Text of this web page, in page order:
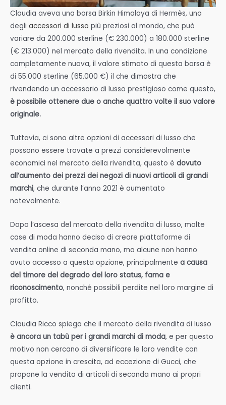
Claudia aveva una borsa Birkin Himalaya di Hermès, uno
degli accessori di lusso più preziosi al mondo, che può
variare da 200.000 sterline (€ 230.000) a 180.000 sterline
(€ 213.000) nel mercato della rivendita. In una condizione
completamente nuova, il valore stimato di questa borsa è
di 55.000 sterline (65.000 €) il che dimostra che
rivendendo un accessorio di lusso prestigioso come questo,
è possibile ottenere due o anche quattro volte il suo valore
originale.
Tuttavia, ci sono altre opzioni di accessori di lusso che
possono essere trovate a prezzi considerevolmente
economici nel mercato della rivendita, questo è dovuto
all’aumento dei prezzi dei negozi di nuovi articoli di grandi
marchi, che durante l’anno 2021 è aumentato
notevolmente.
Dopo l’ascesa del mercato della rivendita di lusso, molte
case di moda hanno deciso di creare piattaforme di
vendita online di seconda mano, ma alcune non hanno
avuto accesso a questa opzione, principalmente a causa
del timore del degrado del loro status, fama e
riconoscimento, nonché possibili perdite nel loro margine di
profitto.
Claudia Ricco spiega che il mercato della rivendita di lusso
è ancora un tabù per i grandi marchi di moda, e per questo
motivo non cercano di diversificare le loro vendite con
questa opzione in crescita, ad eccezione di Gucci, che
propone la vendita di articoli di seconda mano ai propri
clienti.